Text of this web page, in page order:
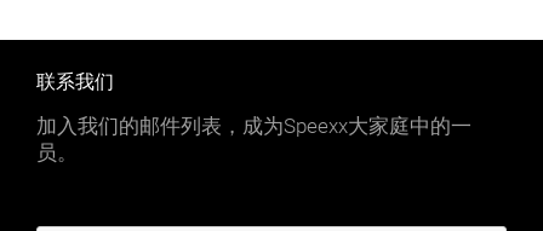
联系我们
加入我们的邮件列表，成为Speexx大家庭中的一
员。